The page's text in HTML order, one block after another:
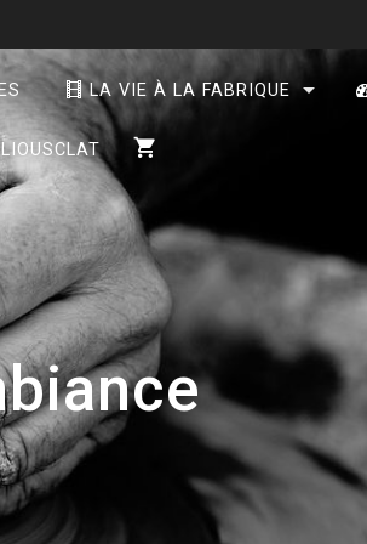
LA VIE À LA FABRIQUE